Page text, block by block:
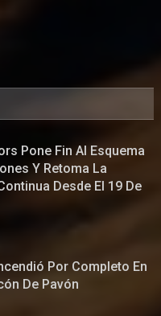
Pone Fin Al Esquema
Y Retoma La
Desde El 19 De
Por Completo En
De Pavón